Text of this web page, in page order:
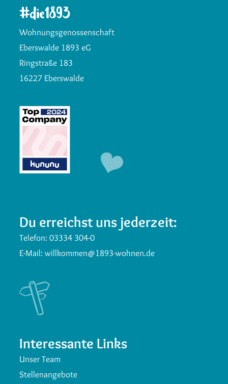
Wohnungsgenossenschaft
Eberswalde 1893 eG
Ringstraße 183
16227 Eberswalde
Du erreichst uns jederzeit:
Telefon:03334 304-0
E-Mail:willkommen@1893-wohnen.de
Interessante Links
Unser Team
Stellenangebote